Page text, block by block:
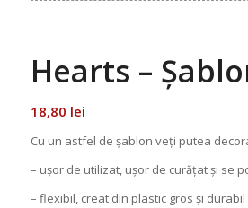
Hearts –
18,80 lei
Cu un astfel de șablon veți putea
– ușorde utilizat, ușor de curățat și se
– flexibil, creat din plastic gros și durabil